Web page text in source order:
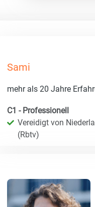
Sami
mehr als 20 Jahre
C1 - Professionell
Vereidigt von
(Rbtv)